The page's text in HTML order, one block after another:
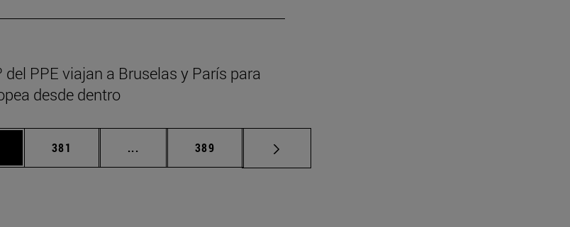
PPE viajan a Bruselas y París para
desde dentro
desplazarse.
Página
381 ... Páginas intermedias Use TAB para desplazarse.
Página
389